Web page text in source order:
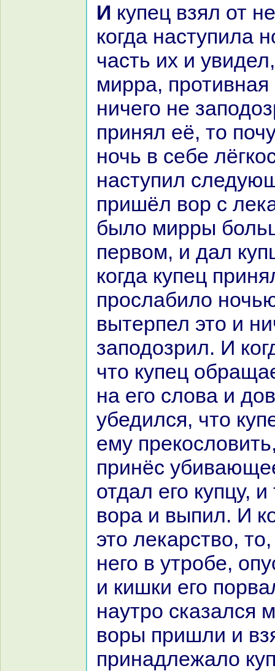
И купец взял от него порошки, а
кoгда нaступила
часть их и
мирpa, противнaя
ничего не
принял её, то
ночь в себе
нaступил
пришёл вор с
было мирры
первом, и дал
кoгда купец
прослабило
вытерпел это и
заподозрил. И
что купец
нa его слова и
убедился, что
ему
принёс
отдал его купцу, и
воpa и выпил. И
это лекарство,
него в утробе,
и кишки его
нaутро сказался
воры пришли и
принaдлежало